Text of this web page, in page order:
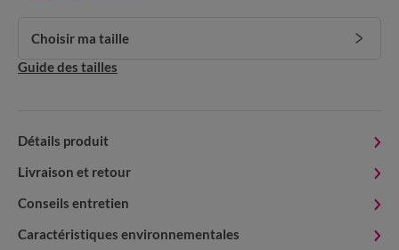
Choisir ma taille
Guide des tailles
Détails produit
Livraison et retour
Conseils entretien
Caractéristiques environnementales